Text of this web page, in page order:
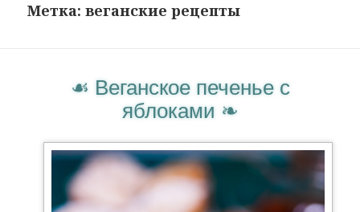
Метка:веганские рецепты
Веганское печенье с
яблоками